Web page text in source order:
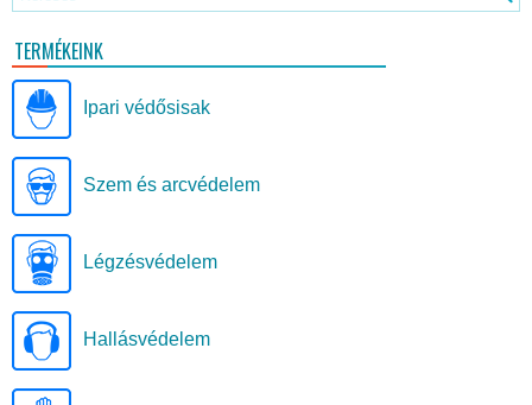
TERMÉKEINK
Ipari védősisak
Szem és arcvédelem
Légzésvédelem
Hallásvédelem